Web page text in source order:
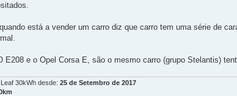
está a vender um carro diz que carro tem uma série de
E208 e o Opel Corsa E, são o mesmo carro (grupo Stelantis)
30kWh desde: 25 de Setembro de 2017